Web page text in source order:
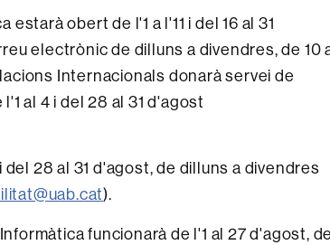
obert de l'1 a l'11 i del 16 al 31
electrònic de dilluns a divendres, de 10
Internacionals donarà servei de
al 4 i del 28 al 31 d'agost
del 28 al 31 d'agost, de dilluns a divendres
).
funcionarà de l'1 al 27 d'agost, de